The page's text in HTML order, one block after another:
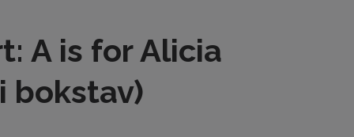
A is for Alicia
bokstav)